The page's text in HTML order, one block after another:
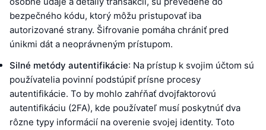
bezpečného kódu, ktorý môžu pristupovať iba
autorizované strany. Šifrovanie pomáha chrániť pred
únikmi dát a neoprávneným prístupom.
Silné metódy autentifikácie: Na prístup k svojim účtom sú
používatelia povinní podstúpiť prísne procesy
autentifikácie. To by mohlo zahŕňať dvojfaktorovú
autentifikáciu (2FA), kde používateľ musí poskytnúť dva
rôzne typy informácií na overenie svojej identity. Toto